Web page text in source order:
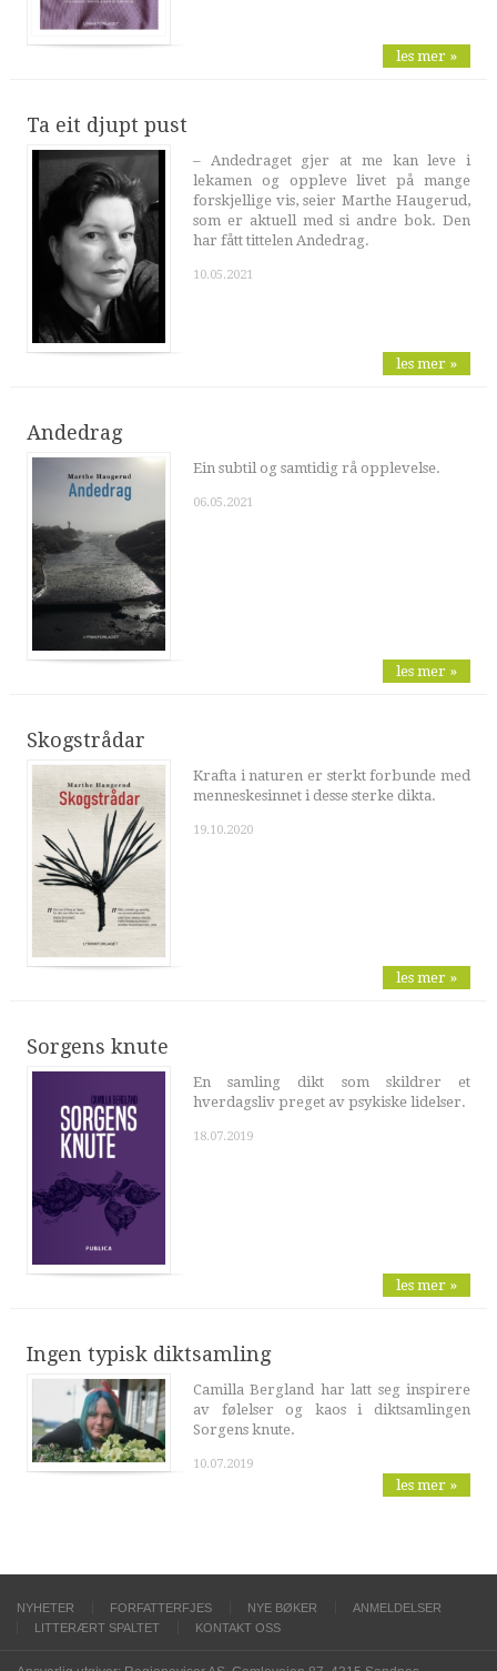
les mer »
Ta eit djupt pust
– Andedraget gjer at me kan leve i
lekamen og oppleve livet på mange
forskjellige vis, seier Marthe Haugerud,
som er aktuell med si andre bok. Den
har fått tittelen Andedrag.
10.05.2021
les mer »
Andedrag
Ein subtil og samtidig rå opplevelse.
06.05.2021
les mer »
Skogstrådar
Krafta i naturen er sterkt forbunde med
menneskesinnet i desse sterke dikta.
19.10.2020
les mer »
Sorgens knute
En samling dikt som skildrer et
hverdagsliv preget av psykiske lidelser.
18.07.2019
les mer »
Ingen typisk diktsamling
Camilla Bergland har latt seg inspirere
av følelser og kaos i diktsamlingen
Sorgens knute.
10.07.2019
les mer »
NYHETER FORFATTERFJES NYE BØKER
ANMELDELSER
LITTERÆRT SPALTET
KONTAKT OSS